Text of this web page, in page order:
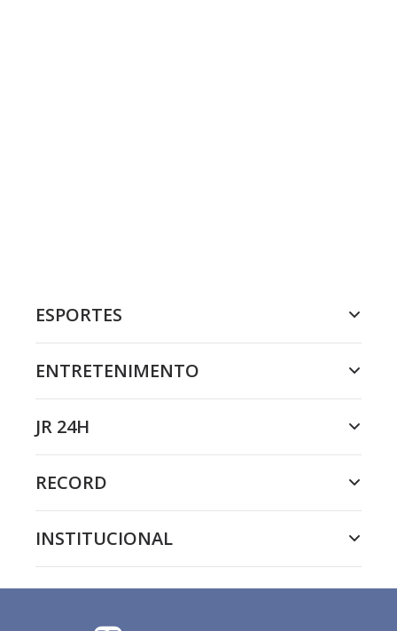
ESPORTES
ENTRETENIMENTO
JR 24H
RECORD
INSTITUCIONAL